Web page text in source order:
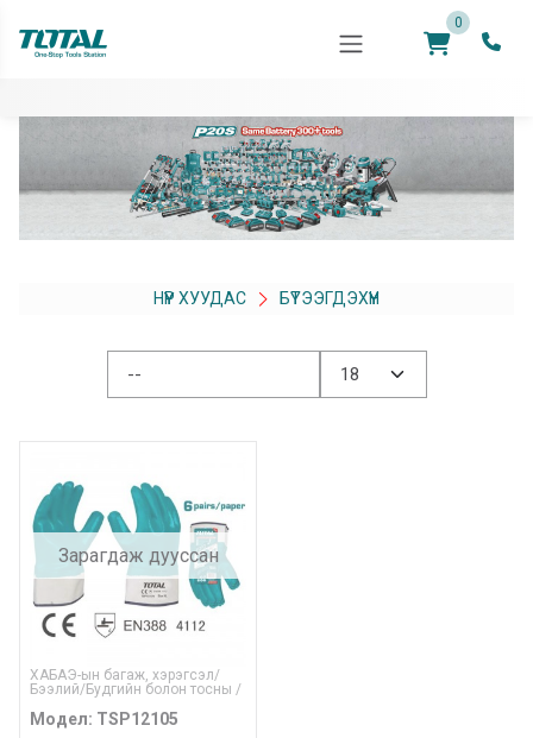
0
НҮҮР ХУУДАС БҮТЭЭГДЭХҮҮН
Зарагдаж дууссан
ХАБАЭ-ын багаж, хэрэгсэл/
Бээлий/Будгийн болон тосны /
Модел: TSP12105